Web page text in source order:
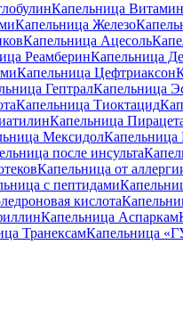
Капельница
Капельница Железо
Капельница Ацесоль
РеамберинКапельница
Капельница Цефтриаксон
ГептралКапельница
Капельница Тиоктацид
Капельница
МексидолКапельница
после инсульта
Капельница от
с пептидами
кислота
Капельница Аспаркам
ТранексамКапельница